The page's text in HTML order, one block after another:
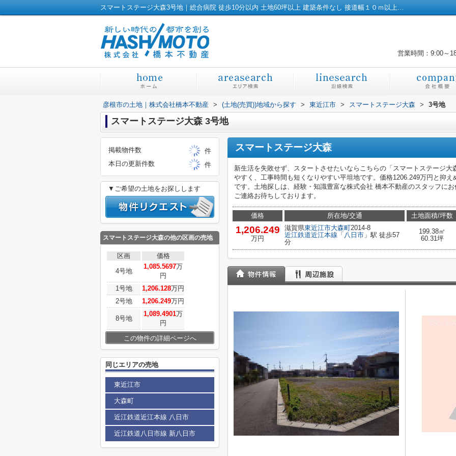
スマートステージ大森3号地｜総合病院 徒歩10分以内 土地60坪以上 建築条件なし 接道幅１０ｍ以上｜彦根市の土地｜株式会社橋本不動産
営業時間：9:00～
彦根市の土地｜株式会社橋本不動産 > (土地(売買))地域から探す > 東近江市 > スマートステージ大森 > 3号地
スマートステージ大森 3号地
スマートステージ大森
新生活を失敗せず、スタートさせたいならこちらの「スマートステージ
やすく、工事時間も短くなりやすい平坦地です。価格1206.249万円と抑
です。土地探しは、経験・知識豊富な株式会社 橋本不動産のスタッフに
ご連絡お待ちしております。
価格
1,206.249
万円
所在地/交通
滋賀県東近江市大森町2014-8
近江鉄道近江本線 「 八日市 」駅 徒歩57
分
土地面積/坪数
199.38㎡
60.31坪
掲載物件数
件
本日の更新件数
件
▼ご希望の土地をお探しします
スマートステージ大森の他の区画の売地
区画
価格
4号地
1,085.5697万
円
1号地
1,206.128万円
2号地
1,206.249万円
8号地
1,089.4901万
円
この物件の詳細ページへ
同じエリアの売地
東近江市
大森町
近江鉄道近江本線 八日市
近江鉄道八日市線 新八日市